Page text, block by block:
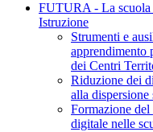
FUTURA - La scuola
Istruzione
Strumenti e
apprendimento
dei Centri
Riduzione dei
alla
Formazione del
digitale nelle